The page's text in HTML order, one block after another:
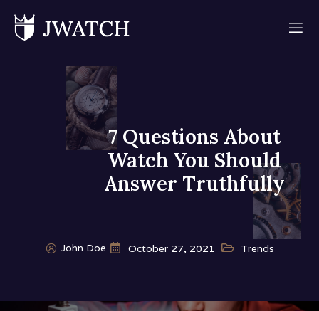
7 Questions About
Watch You Should
Answer Truthfully
John Doe October 27, 2021 Trends